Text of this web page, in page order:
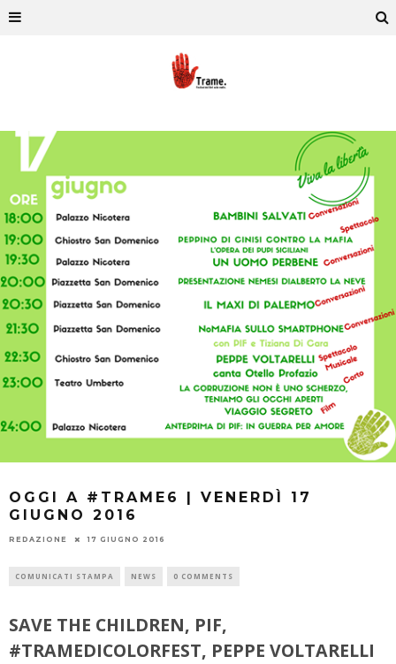
OGGI A #TRAME6 | VENERDÌ 17
GIUGNO 2016
REDAZIONE 17 GIUGNO 2016
COMUNICATI STAMPA NEWS 0 COMMENTS
SAVE THE CHILDREN, PIF,
#TRAMEDICOLORFEST, PEPPE VOLTARELLI